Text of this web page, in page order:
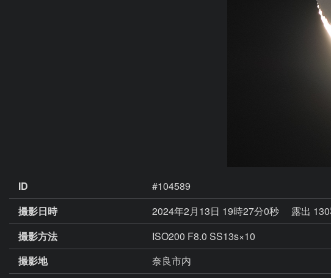
ID
#104589
撮影日時
2024年2月13日 19時27分0秒
露出
撮影方法
ISO200 F8.0 SS13s×10
撮影地
奈良市内